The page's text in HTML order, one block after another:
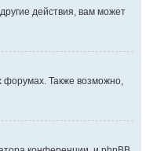
действия, вам может
Также возможно,